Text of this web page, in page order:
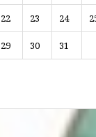
22 23 24
29 30 31